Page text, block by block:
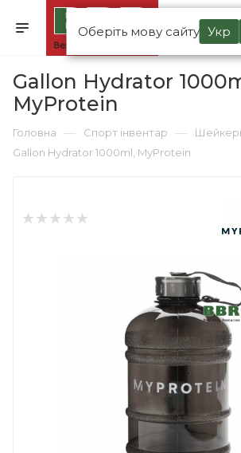
Оберіть мову сайту Укр
Gallon Hydrator
MyProtein
Головна — Спорт інвентар —
Gallon Hydrator 1000ml, MyProtein